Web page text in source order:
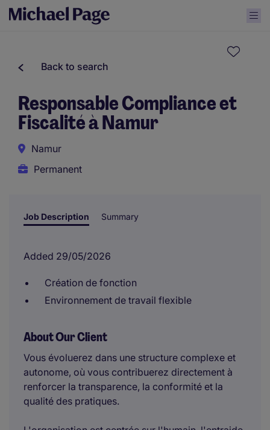
Back to search
Responsable Compliance et
Fiscalité à Namur
Namur
Permanent
Job Description Summary
Added 29/05/2026
Création de fonction
Environnement de travail flexible
About Our Client
Vous évoluerez dans une structure complexe et
autonome, où vous contribuerez directement à
renforcer la transparence, la conformité et la
qualité des pratiques.